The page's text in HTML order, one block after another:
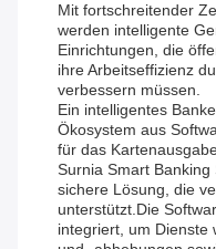
Mit fortschreitender
werden intelligente
Einrichtungen, die
ihre Arbeitseffizienz
verbessern müssen.
Ein intelligentes
Ökosystem aus
für das
Surnia Smart
sichere Lösung, die
unterstützt.Die
integriert, um Dienste